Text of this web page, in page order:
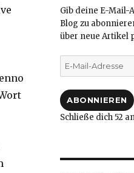
Gib deine E-Mail-
Blog zu
über neue Artikel
E-
Mail-
ABONNIEREN
Schließe dich 52